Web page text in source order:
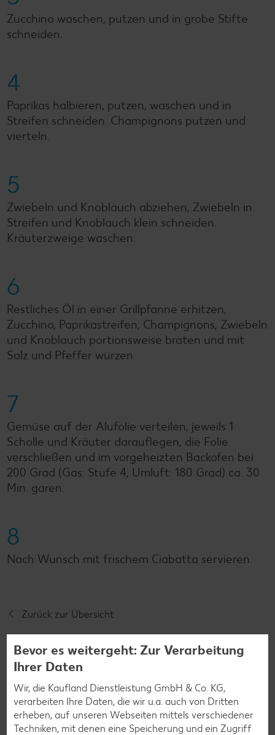
Zucchino waschen, putzen und in grobe Stifte
schneiden.
4
Paprikas halbieren, putzen, waschen und in
Streifen schneiden. Champignons putzen und
vierteln.
5
Zwiebeln und Knoblauch abziehen, Zwiebeln in
Streifen und Knoblauch klein schneiden.
Kräuterzweige waschen.
6
Restliches Öl in einer Grillpfanne erhitzen,
Zucchino, Paprikastreifen, Champignons, Zwiebeln
und Knoblauch portionsweise braten und mit
Salz und Pfeffer würzen.
7
Gemüse auf der Alufolie verteilen, jeweils 1
Scholle und Kräuter darauflegen, die Folie
verschließen und im vorgeheizten Backofen bei
200 Grad (Gas: Stufe 4, Umluft: 180 Grad) ca. 30
Min. garen.
8
Nach Wunsch mit frischem Ciabatta servieren.
Zurück zur Übersicht
Weitere interessante
Rezeptkategorien
Bevor es weitergeht: Zur Verarbeitung
Ihrer Daten
Wir, die Kaufland Dienstleistung GmbH & Co. KG,
verarbeiten Ihre Daten, die wir u.a. auch von Dritten
erheben, auf unseren Webseiten mittels verschiedener
Techniken, mit denen eine Speicherung und ein Zugriff